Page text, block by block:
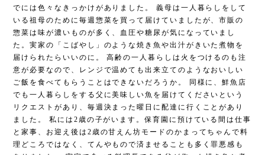
でには色々なきっかけがありました。 義母は一人暮らしをして
いる祖母のために毎週惣菜を買って届けていましたが、市販の
惣菜は味が濃いものが多く、血圧や糖尿が気になっていまし
た。実家の「こばやし」のような焼き魚や出汁がきいた煮物を
届けられたらいいのに。 高齢の一人暮らしは火をつけるのも注
意が必要なので、レンジで温めても出来立てのようなおいしい
ご飯を食べてもらうことはできないだろうか。 同様に、鮮魚店
でも一人暮らしをする父に美味しい魚を届けてくださいという
リクエストがあり、毎週決まった曜日に配達に行くことがあり
ました。 私には2歳の子がいます。保育園に預けている間は仕事
と家事、お迎え後は2歳の甘えん坊モードのかまってちゃんで料
理どころではなく、てんやもので済ませることも多く罪悪感も